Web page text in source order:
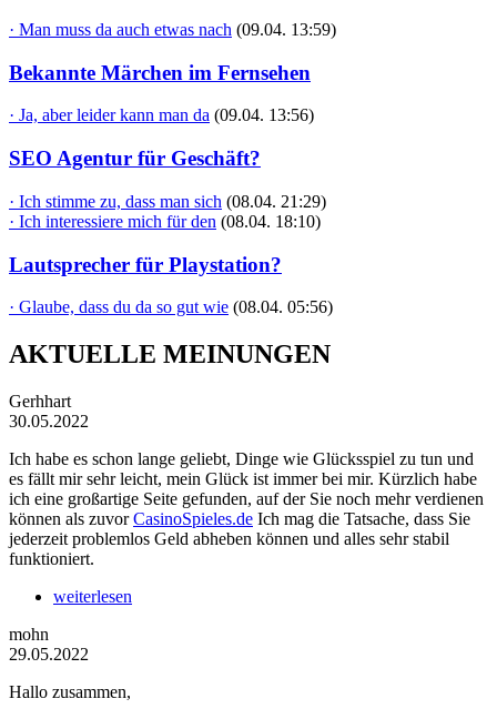
· Man muss da auch etwas nach (09.04. 13:59)
Bekannte Märchen im Fernsehen
· Ja, aber leider kann man da (09.04. 13:56)
SEO Agentur für Geschäft?
· Ich stimme zu, dass man sich (08.04. 21:29)
· Ich interessiere mich für den (08.04. 18:10)
Lautsprecher für Playstation?
· Glaube, dass du da so gut wie (08.04. 05:56)
AKTUELLE MEINUNGEN
Gerhhart
30.05.2022
Ich habe es schon lange geliebt, Dinge wie Glücksspiel zu tun und
es fällt mir sehr leicht, mein Glück ist immer bei mir. Kürzlich habe
ich eine großartige Seite gefunden, auf der Sie noch mehr verdienen
können als zuvorCasinoSpieles.de Ich mag die Tatsache, dass Sie
jederzeit problemlos Geld abheben können und alles sehr stabil
funktioniert.
weiterlesen
mohn
29.05.2022
Hallo zusammen,